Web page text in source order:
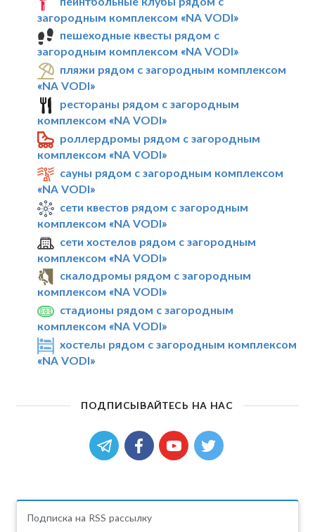
загородным комплексом «NA VODI»
пешеходные квесты рядом с
загородным комплексом «NA VODI»
пляжи рядом с загородным комплексом
«NA VODI»
рестораны рядом с загородным
комплексом «NA VODI»
роллердромы рядом с загородным
комплексом «NA VODI»
сауны рядом с загородным комплексом
«NA VODI»
сети квестов рядом с загородным
комплексом «NA VODI»
сети хостелов рядом с загородным
комплексом «NA VODI»
скалодромы рядом с загородным
комплексом «NA VODI»
стадионы рядом с загородным
комплексом «NA VODI»
хостелы рядом с загородным комплексом
«NA VODI»
ПОДПИСЫВАЙТЕСЬ НА НАС
Подписка на RSS рассылку